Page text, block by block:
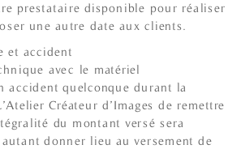
prestataire disponible pour réaliser
une autre date aux clients.
et accident
avec le matériel
accident quelconque durant la
Créateur d’Images de remettre
du montant versé sera
donner lieu au versement de